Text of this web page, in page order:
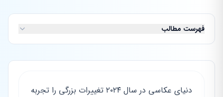
فهرست مطالب
دنیای عکاسی در سال ۲۰۲۴ تغییرات بزرگی را تجربه